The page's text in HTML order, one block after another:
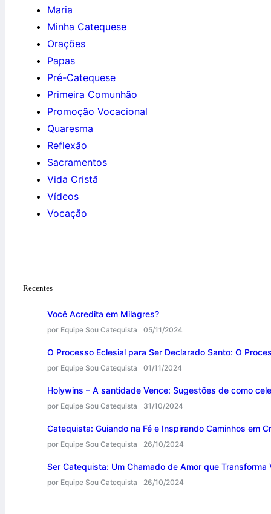
Maria
Minha Catequese
Orações
Papas
Pré-Catequese
Primeira Comunhão
Promoção Vocacional
Quaresma
Reflexão
Sacramentos
Vida Cristã
Vídeos
Vocação
Recentes
Você Acredita em Milagres?
por Equipe Sou Catequista 05/11/2024
O Processo Eclesial para Ser Declarado Santo: O
por Equipe Sou Catequista 01/11/2024
Holywins – A santidade Vence: Sugestões de como
por Equipe Sou Catequista 31/10/2024
Catequista: Guiando na Fé e Inspirando Caminhos em
por Equipe Sou Catequista 26/10/2024
Ser Catequista: Um Chamado de Amor que Transforma
por Equipe Sou Catequista 26/10/2024